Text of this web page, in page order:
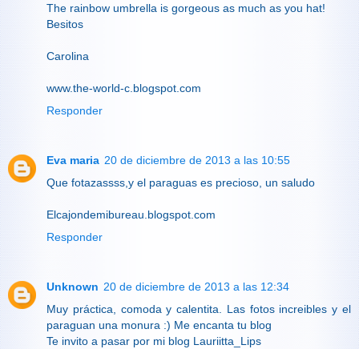
The rainbow umbrella is gorgeous as much as you hat!
Besitos
Carolina
www.the-world-c.blogspot.com
Responder
Eva maria 20 de diciembre de 2013 a las 10:55
Que fotazassss,y el paraguas es precioso, un saludo
Elcajondemibureau.blogspot.com
Responder
Unknown 20 de diciembre de 2013 a las 12:34
Muy práctica, comoda y calentita. Las fotos increibles y el
paraguan una monura :) Me encanta tu blog
Te invito a pasar por mi blog Lauriitta_Lips